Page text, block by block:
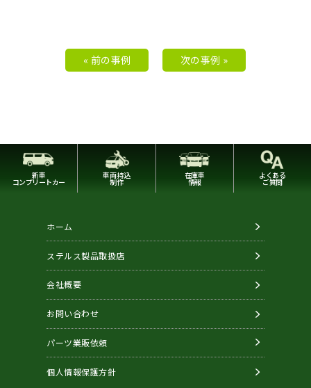
« 前の事例 次の事例 »
新車
コンプリートカー
車両持込
制作
在庫車
情報
よくある
ご質問
ホーム
ステルス製品取扱店
会社概要
お問い合わせ
パーツ業販依頼
個人情報保護方針